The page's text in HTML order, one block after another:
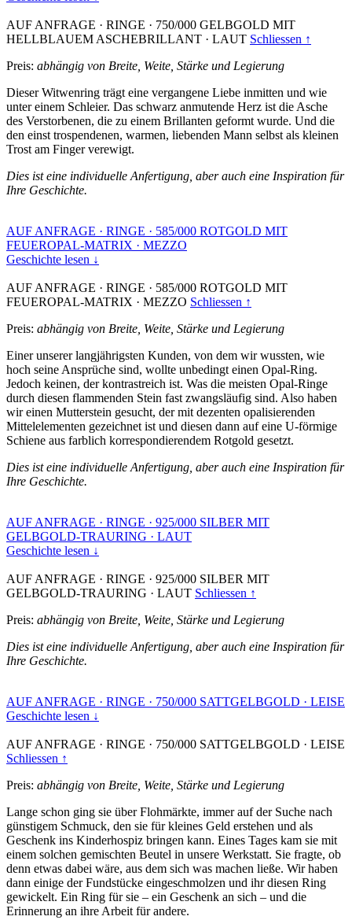
AUF ANFRAGE · RINGE · 750/000 GELBGOLD MIT
HELLBLAUEM ASCHEBRILLANT · LAUT Schliessen ↑
Preis: abhängig von Breite, Weite, Stärke und Legierung
Dieser Witwenring trägt eine vergangene Liebe inmitten und wie
unter einem Schleier. Das schwarz anmutende Herz ist die Asche
des Verstorbenen, die zu einem Brillanten geformt wurde. Und die
den einst trospendenen, warmen, liebenden Mann selbst als kleinen
Trost am Finger verewigt.
Dies ist eine individuelle Anfertigung, aber auch eine Inspiration für
Ihre Geschichte.
AUF ANFRAGE · RINGE · 585/000 ROTGOLD MIT
FEUEROPAL-MATRIX · MEZZO
Geschichte lesen ↓
AUF ANFRAGE · RINGE · 585/000 ROTGOLD MIT
FEUEROPAL-MATRIX · MEZZO Schliessen ↑
Preis: abhängig von Breite, Weite, Stärke und Legierung
Einer unserer langjährigsten Kunden, von dem wir wussten, wie
hoch seine Ansprüche sind, wollte unbedingt einen Opal-Ring.
Jedoch keinen, der kontrastreich ist. Was die meisten Opal-Ringe
durch diesen flammenden Stein fast zwangsläufig sind. Also haben
wir einen Mutterstein gesucht, der mit dezenten opalisierenden
Mittelelementen gezeichnet ist und diesen dann auf eine U-förmige
Schiene aus farblich korrespondierendem Rotgold gesetzt.
Dies ist eine individuelle Anfertigung, aber auch eine Inspiration für
Ihre Geschichte.
AUF ANFRAGE · RINGE · 925/000 SILBER MIT
GELBGOLD-TRAURING · LAUT
Geschichte lesen ↓
AUF ANFRAGE · RINGE · 925/000 SILBER MIT
GELBGOLD-TRAURING · LAUT Schliessen ↑
Preis: abhängig von Breite, Weite, Stärke und Legierung
Dies ist eine individuelle Anfertigung, aber auch eine Inspiration für
Ihre Geschichte.
AUF ANFRAGE · RINGE · 750/000 SATTGELBGOLD · LEISE
Geschichte lesen ↓
AUF ANFRAGE · RINGE · 750/000 SATTGELBGOLD · LEISE
Schliessen ↑
Preis: abhängig von Breite, Weite, Stärke und Legierung
Lange schon ging sie über Flohmärkte, immer auf der Suche nach
günstigem Schmuck, den sie für kleines Geld erstehen und als
Geschenk ins Kinderhospiz bringen kann. Eines Tages kam sie mit
einem solchen gemischten Beutel in unsere Werkstatt. Sie fragte, ob
denn etwas dabei wäre, aus dem sich was machen ließe. Wir haben
dann einige der Fundstücke eingeschmolzen und ihr diesen Ring
gewickelt. Ein Ring für sie – ein Geschenk an sich – und die
Erinnerung an ihre Arbeit für andere.